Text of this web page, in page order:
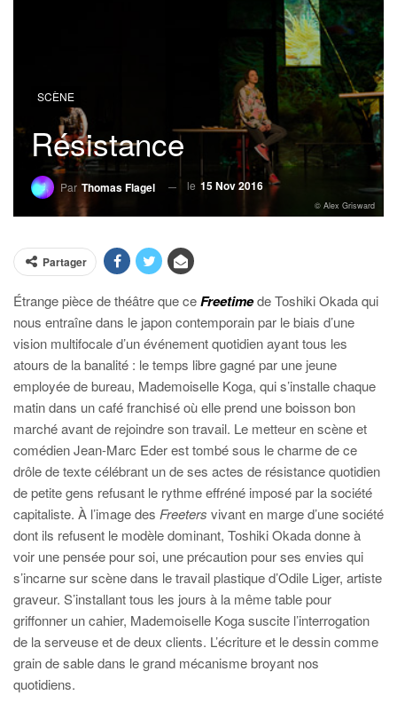
SCÈNE
Résistance
Par Thomas Flagel le 15 Nov 2016
© Alex Grisward
Partager
Étrange pièce de théâtre que ceFreetimede Toshiki Okada qui
nous entraîne dans le japon contemporain par le biais d’une
vision multifocale d’un événement quotidien ayant tous les
atours de la banalité : le temps libre gagné par une jeune
employée de bureau, Mademoiselle Koga, qui s’installe chaque
matin dans un café franchisé où elle prend une boisson bon
marché avant de rejoindre son travail. Le metteur en scène et
comédien Jean-Marc Eder est tombé sous le charme de ce
drôle de texte célébrant un de ses actes de résistance quotidien
de petite gens refusant le rythme effréné imposé par la société
capitaliste. À l’image des Freeters vivant en marge d’une société
dont ils refusent le modèle dominant, Toshiki Okada donne à
voir une pensée pour soi, une précaution pour ses envies qui
s’incarne sur scène dans le travail plastique d’Odile Liger, artiste
graveur. S’installant tous les jours à la même table pour
griffonner un cahier, Mademoiselle Koga suscite l’interrogation
de la serveuse et de deux clients. L’écriture et le dessin comme
grain de sable dans le grand mécanisme broyant nos
quotidiens.